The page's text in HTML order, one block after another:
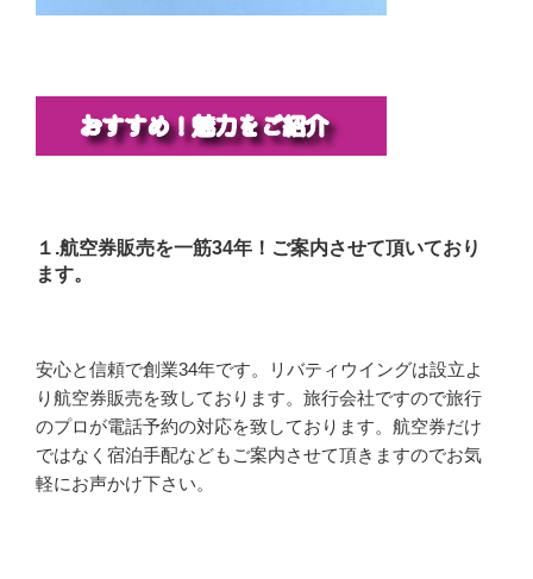
１.航空券販売を一筋34年！ご案内させて頂いており
ます。
安心と信頼で創業34年です。リバティウイングは設立よ
り航空券販売を致しております。旅行会社ですので旅行
のプロが電話予約の対応を致しております。航空券だけ
ではなく宿泊手配などもご案内させて頂きますのでお気
軽にお声かけ下さい。